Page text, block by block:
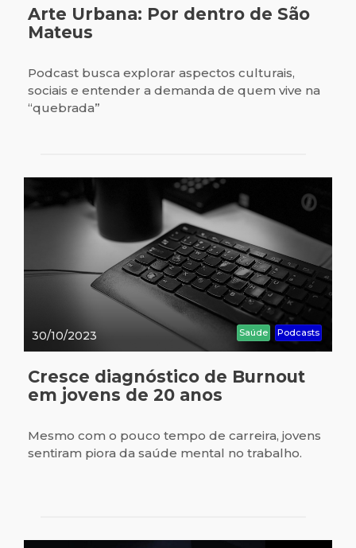
Arte Urbana: Por dentro de São
Mateus
Podcast busca explorar aspectos culturais,
sociais e entender a demanda de quem vive na
“quebrada”
30/10/2023 Saúde Podcasts
Cresce diagnóstico de Burnout
em jovens de 20 anos
Mesmo com o pouco tempo de carreira, jovens
sentiram piora da saúde mental no trabalho.